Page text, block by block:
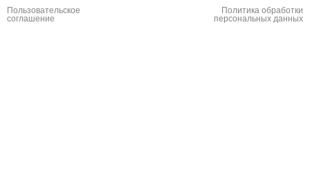
Пользовательское
соглашение
Политика обработки
персональных данных